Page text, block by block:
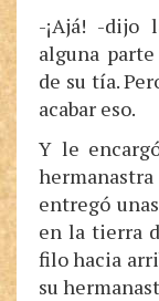
-¡Ajá! -dijo
alguna
de su tía.
acabar eso.
Y le
entregó
en la tierra
filo hacia
su